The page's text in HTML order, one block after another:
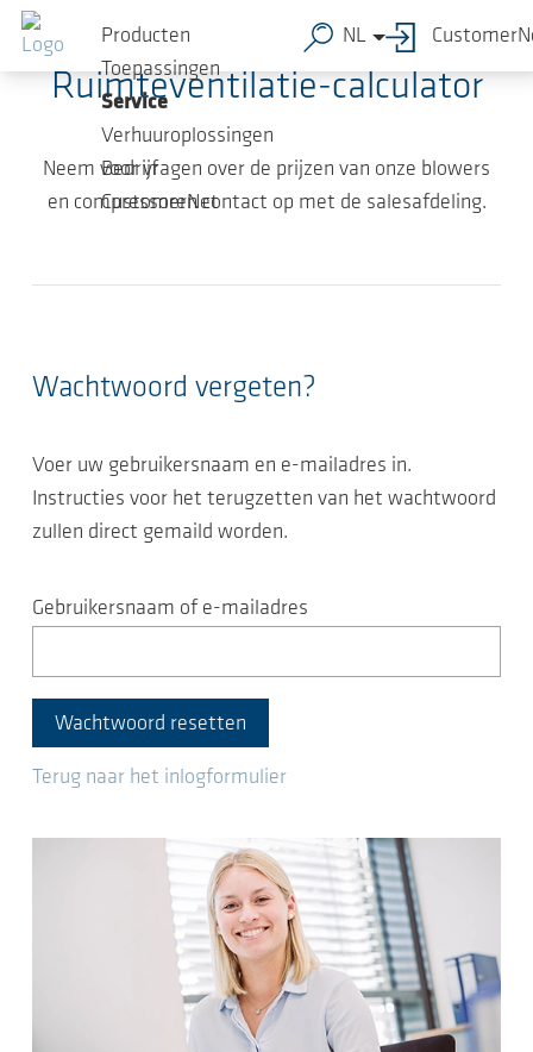
Ga naar de hoofdinhoud
Producten
Toepassingen
Service
Verhuuroplossingen
Bedrijf
CustomerNet
NL
Ruimteventilatie-calculator
Neem voor vragen over de prijzen van onze blowers
en compressoren contact op met de salesafdeling.
Wachtwoord vergeten?
Voer uw gebruikersnaam en e-mailadres in.
Instructies voor het terugzetten van het wachtwoord
zullen direct gemaild worden.
Wachtwoord resetten
Gebruikersnaam of e-mailadres
Terug naar het inlogformulier